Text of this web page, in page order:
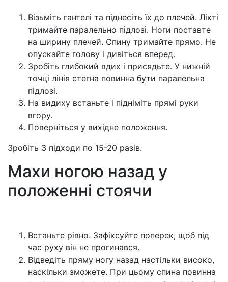
Візьміть гантелі та піднесіть їх до плечей. Лікті
тримайте паралельно підлозі. Ноги поставте
на ширину плечей. Спину тримайте прямо. Не
опускайте голову і дивіться вперед.
Зробіть глибокий вдих і присядьте. У нижній
точці лінія стегна повинна бути паралельна
підлозі.
На видиху встаньте і підніміть прямі руки
вгору.
Поверніться у вихідне положення.
Зробіть 3 підходи по 15-20 разів.
Махи ногою назад у
положенні стоячи
Встаньте рівно. Зафіксуйте поперек, щоб під
час руху він не прогинався.
Відведіть пряму ногу назад настільки високо,
наскільки зможете. При цьому спина повинна